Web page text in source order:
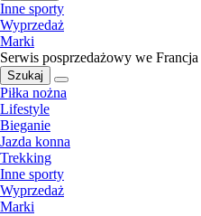
Inne sporty
Wyprzedaż
Marki
Serwis posprzedażowy we Francja
Szukaj
Piłka nożna
Lifestyle
Bieganie
Jazda konna
Trekking
Inne sporty
Wyprzedaż
Marki